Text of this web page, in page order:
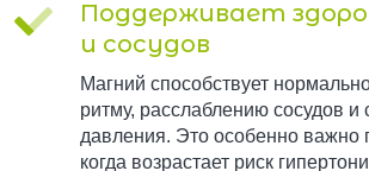
Поддерживает
и сосудов
Магний способствует
ритму, расслаблению сосудов
давления. Это особенно важно
когда возрастает риск